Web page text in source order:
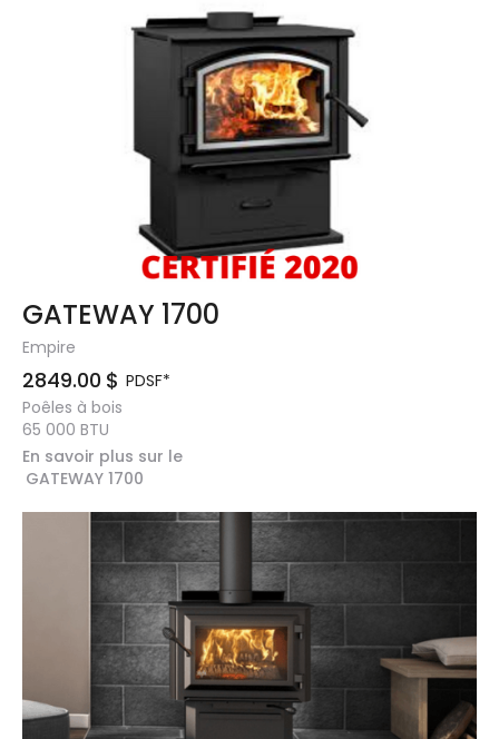
GATEWAY 1700
Empire
2849.00 $ PDSF*
Poêles à bois
65 000 BTU
En savoir plus sur le
GATEWAY 1700